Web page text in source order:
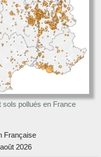
pollués en France
Française
2026